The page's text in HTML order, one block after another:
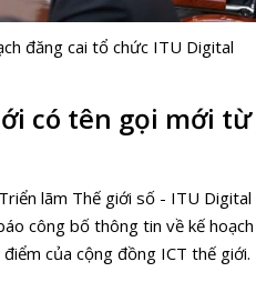
đăng cai tổ chức ITU Digital
có tên gọi mới từ
lãm Thế giới số - ITU Digital
công bố thông tin về kế hoạch
của cộng đồng ICT thế giới.